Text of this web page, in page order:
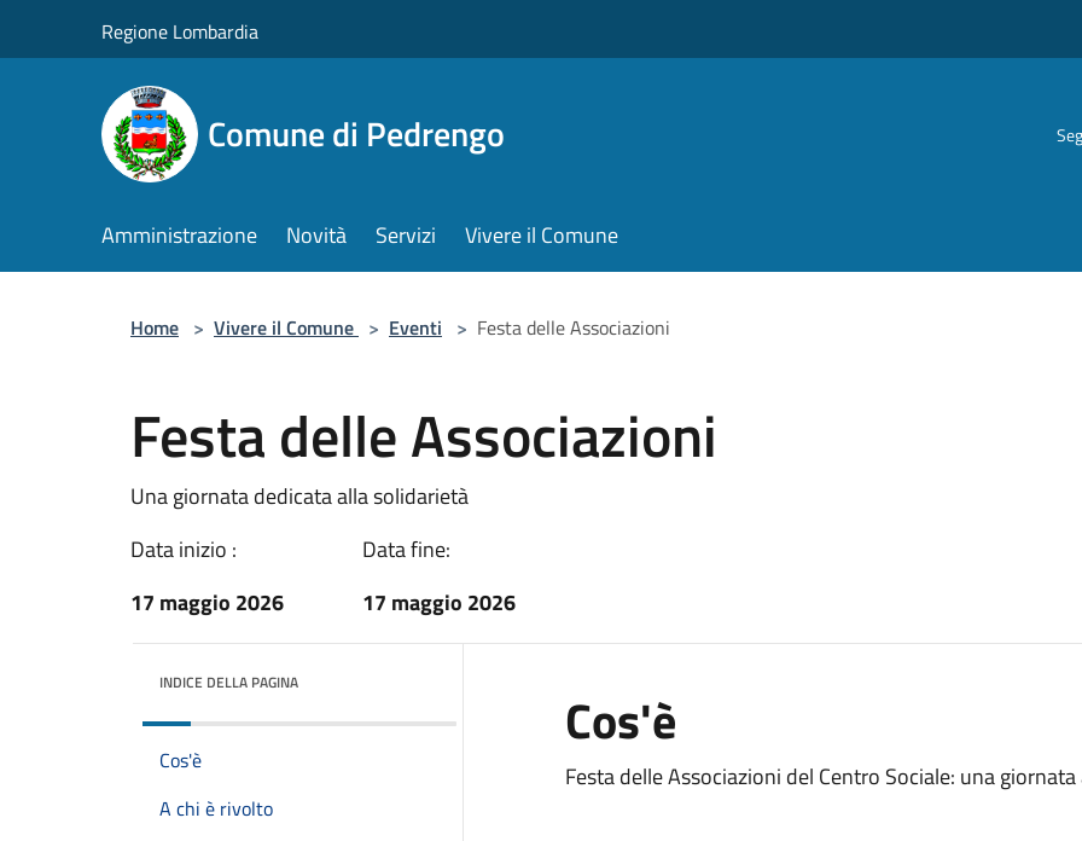
Regione Lombardia
Comune di Pedrengo
Amministrazione Novità Servizi Vivere il Comune
Home > Vivere il Comune > Eventi > Festa delle Associazioni
Festa delle Associazioni
Una giornata dedicata alla solidarietà
Data inizio :
17 maggio 2026
Data fine:
17 maggio 2026
INDICE DELLA PAGINA
Cos'è
A chi è rivolto
Cos'è
Festa delle Associazioni del Centro Sociale: una